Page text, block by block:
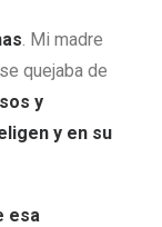
. Mi madre
quejaba de
y
y en su
esa